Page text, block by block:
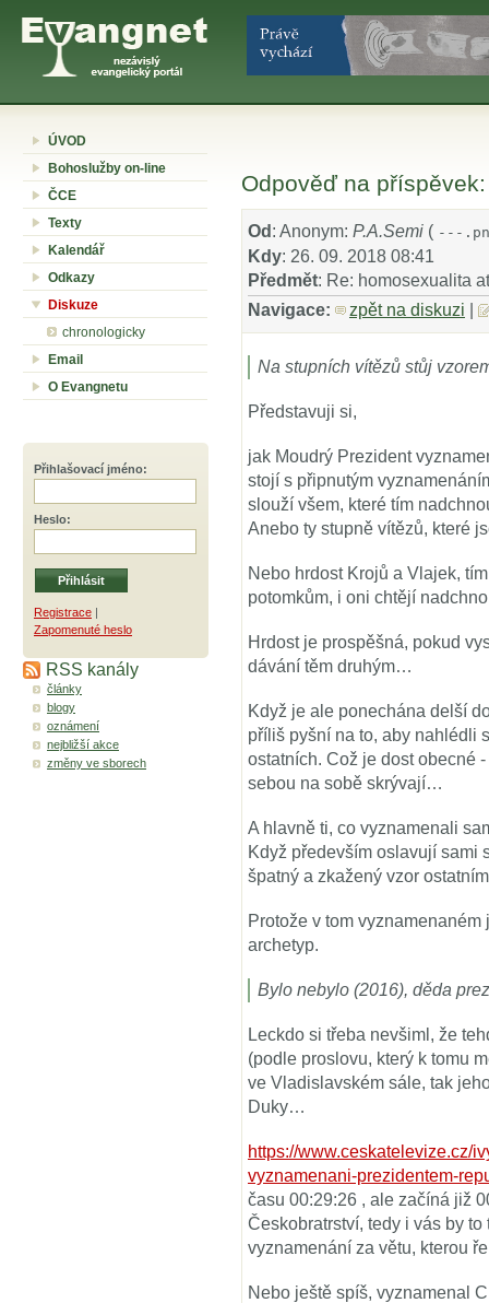
ÚVOD
Bohoslužby on-line
ČCE
Texty
Kalendář
Odkazy
Diskuze
chronologicky
Email
O Evangnetu
Přihlašovací jméno:
Heslo:
Registrace |
Zapomenuté heslo
RSS kanály
články
blogy
oznámení
nejbližší akce
změny ve sborech
Odpověď na
Od : Anonym: P.A.Semi ( ---
Kdy: 26. 09. 2018 08:41
Předmět: Re: homosexualita
Navigace:
zpět na diskuzi
Na stupních vítězů stůj
Představuji si,
jak Moudrý Prezident
stojí s připnutým
slouží všem, které tím
Anebo ty stupně vítězů, které
Nebo hrdost Krojů a Vlajek,
potomkům, i oni chtějí
Hrdost je prospěšná, pokud
dávání těm druhým…
Když je ale ponechána delší
příliš pyšní na to, aby nahlédli
ostatních. Což je dost obecné
sebou na sobě skrývají…
A hlavně ti, co vyznamenali
Když především oslavují sami
špatný a zkažený vzor
Protože v tom
archetyp.
Bylo nebylo (2016), děda
Leckdo si třeba nevšiml, že
(podle proslovu, který k tomu
ve Vladislavském sále, tak
Duky…
https://www.ceskatelevize.cz/
vyznamenani-prezidentem-
času 00:29:26 , ale začíná již
Českobratrství, tedy i vás by
vyznamenání za větu, kterou
Nebo ještě spíš, vyznamenal